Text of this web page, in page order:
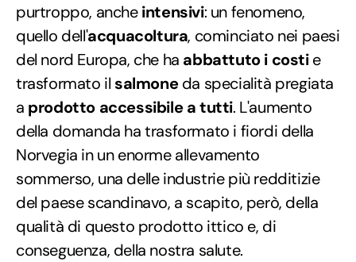
purtroppo, ancheintensivi: un fenomeno,
quello dell'acquacoltura, cominciato nei paesi
del nord Europa, che ha abbattuto i costie
trasformato il salmoneda specialità pregiata
a prodotto accessibile a tutti. L'aumento
della domanda ha trasformato i fiordi della
Norvegia in un enorme allevamento
sommerso, una delle industrie più redditizie
del paese scandinavo, a scapito, però, della
qualità di questo prodotto ittico e, di
conseguenza, della nostra salute.